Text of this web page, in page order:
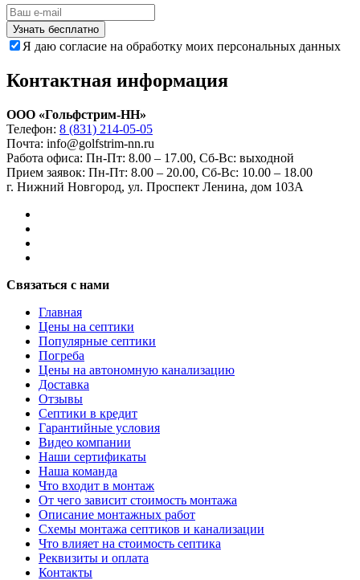
Узнать бесплатно
Я даю согласие на обработку моих персональных данных
Контактная информация
ООО «Гольфстрим-НН»
Телефон: 8 (831) 214-05-05
Почта: info@golfstrim-nn.ru
Работа офиса: Пн-Пт: 8.00 – 17.00, Сб-Вс: выходной
Прием заявок: Пн-Пт: 8.00 – 20.00, Сб-Вс: 10.00 – 18.00
г. Нижний Новгород, ул. Проспект Ленина, дом 103А
Связаться с нами
Главная
Цены на септики
Популярные септики
Погреба
Цены на автономную канализацию
Доставка
Отзывы
Септики в кредит
Гарантийные условия
Видео компании
Наши сертификаты
Наша команда
Что входит в монтаж
От чего зависит стоимость монтажа
Описание монтажных работ
Схемы монтажа септиков и канализации
Что влияет на стоимость септика
Реквизиты и оплата
Контакты